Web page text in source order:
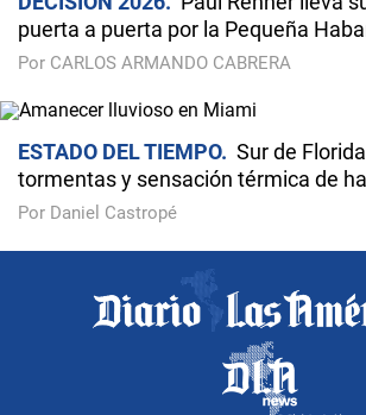
puerta a puerta por la Pequeña
Por CARLOS ARMANDO CABRERA
ESTADO DEL TIEMPO
Sur de
tormentas y sensación térmica de
Por Daniel Castropé